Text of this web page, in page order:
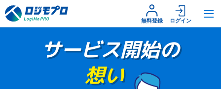
無料登録 ログイン
サービス開始の
想い